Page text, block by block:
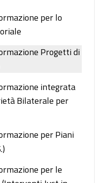
per lo
Progetti di
integrata
Bilaterale per
per Piani
per le